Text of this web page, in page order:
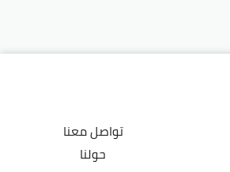
تواصل معنا
حولنا